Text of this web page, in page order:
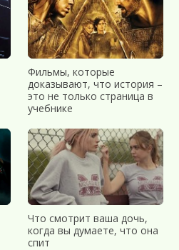
Фильмы, которые
доказывают, что история –
это не только страница в
учебнике
Что смотрит ваша дочь,
когда вы думаете, что она
спит